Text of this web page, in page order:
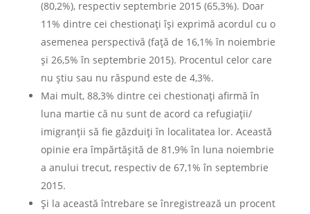
(80,2%), respectiv septembrie 2015 (65,3%). Doar
11% dintre cei chestionați își exprimă acordul cu o
asemenea perspectivă (față de 16,1% în noiembrie
și 26,5% în septembrie 2015). Procentul celor care
nu știu sau nu răspund este de 4,3%.
Mai mult, 88,3% dintre cei chestionați afirmă în
luna martie că nu sunt de acord ca refugiații/
imigranții să fie găzduiți în localitatea lor. Această
opinie era împărtășită de 81,9% în luna noiembrie
a anului trecut, respectiv de 67,1% în septembrie
2015.
Și la această întrebare se înregistrează un procent